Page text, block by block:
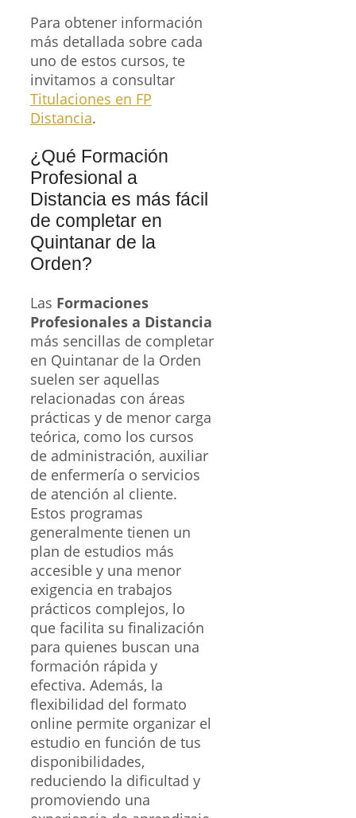
Para obtener información
más detallada sobre cada
uno de estos cursos, te
invitamos a consultar
Titulaciones en FP
Distancia.
¿Qué Formación
Profesional a
Distancia es más fácil
de completar en
Quintanar de la
Orden?
Las Formaciones
Profesionales a Distancia
más sencillas de completar
en Quintanar de la Orden
suelen ser aquellas
relacionadas con áreas
prácticas y de menor carga
teórica, como los cursos
de administración, auxiliar
de enfermería o servicios
de atención al cliente.
Estos programas
generalmente tienen un
plan de estudios más
accesible y una menor
exigencia en trabajos
prácticos complejos, lo
que facilita su finalización
para quienes buscan una
formación rápida y
efectiva. Además, la
flexibilidad del formato
online permite organizar el
estudio en función de tus
disponibilidades,
reduciendo la dificultad y
promoviendo una